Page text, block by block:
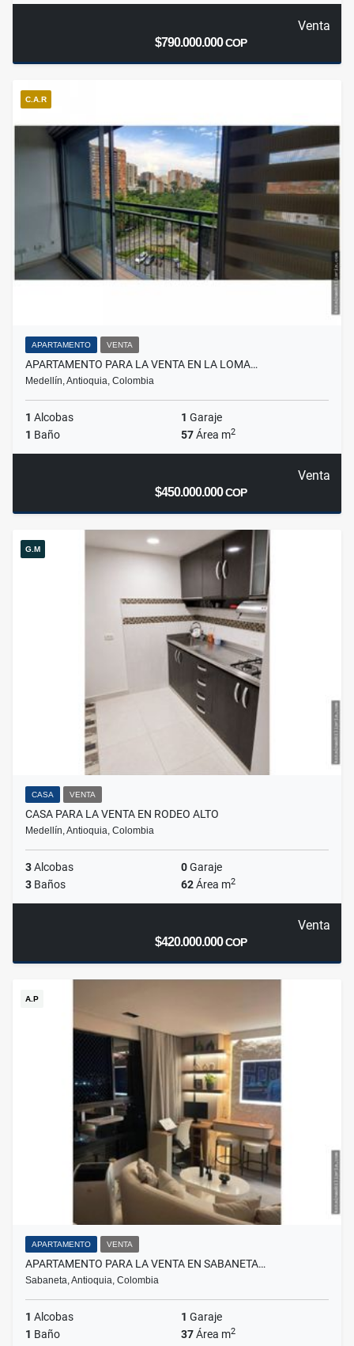
Venta
$790.000.000COP
C.A.R
APARTAMENTO VENTA
APARTAMENTO PARA LA VENTA EN LA LOMA…
Medellín, Antioquia, Colombia
1 Alcobas 1 Garaje
1 Baño 57Área m2
Venta
$450.000.000COP
G.M
CASA VENTA
CASA PARA LA VENTA EN RODEO ALTO
Medellín, Antioquia, Colombia
3Alcobas 0Garaje
3 Baños 62Área m2
Venta
$420.000.000COP
A.P
APARTAMENTO VENTA
APARTAMENTO PARA LA VENTA EN SABANETA…
Sabaneta, Antioquia, Colombia
1 Alcobas 1 Garaje
1 Baño 37Área m2